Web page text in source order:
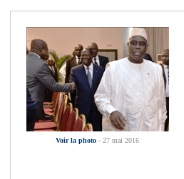
Voir la photo - 27 mai 2016